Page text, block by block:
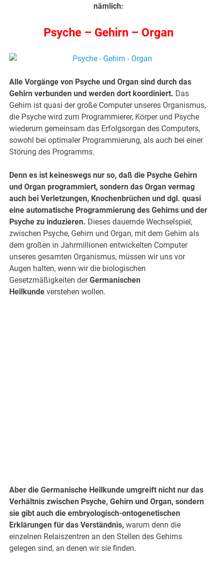
nämlich:
Psyche – Gehirn – Organ
Alle Vorgänge von Psyche und Organ sind durch das
Gehirn verbunden und werden dort koordiniert. Das
Gehirn ist quasi der große Computer unseres Organismus,
die Psyche wird zum Programmierer, Körper und Psyche
wiederum gemeinsam das Erfolgsorgan des Computers,
sowohl bei optimaler Programmierung, als auch bei einer
Störung des Programms.
Denn es ist keineswegs nur so, daß die Psyche Gehirn
und Organ programmiert, sondern das Organ vermag
auch bei Verletzungen, Knochenbrüchen und dgl. quasi
eine automatische Programmierung des Gehirns und der
Psyche zu induzieren. Dieses dauernde Wechselspiel,
zwischen Psyche, Gehirn und Organ, mit dem Gehirn als
dem großen in Jahrmillionen entwickelten Computer
unseres gesamten Organismus, müssen wir uns vor
Augen halten, wenn wir die biologischen
Gesetzmäßigkeiten derGermanischen
Heilkundeverstehen wollen.
Aber die Germanische Heilkunde umgreift nicht nur das
Verhältnis zwischen Psyche, Gehirn und Organ, sondern
sie gibt auch die embryologisch-ontogenetischen
Erklärungen für das Verständnis, warum denn die
einzelnen Relaiszentren an den Stellen des Gehirns
gelegen sind, an denen wir sie finden.